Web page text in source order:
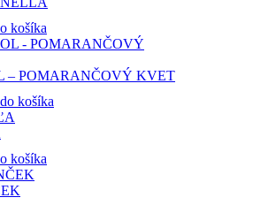
košíka
– POMARANČOVÝ KVET
košíka
košíka